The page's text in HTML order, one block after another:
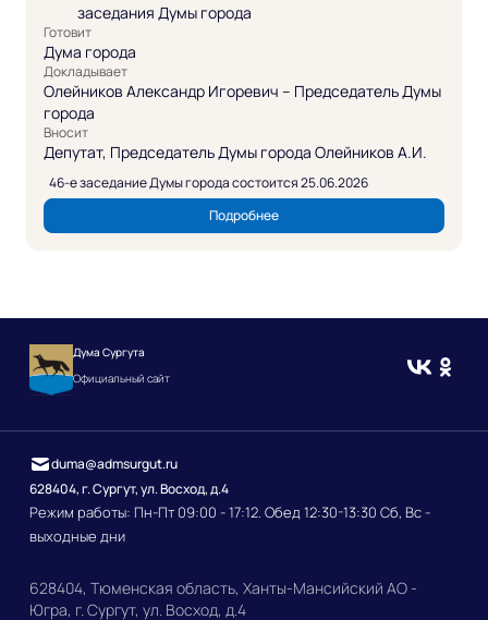
заседания Думы города
Готовит
Дума города
Докладывает
Олейников Александр Игоревич – Председатель Думы
города
Вносит
Депутат, Председатель Думы города Олейников А.И.
46-е заседание Думы города состоится 25.06.2026
Подробнее
Дума Сургута
Официальный сайт
628404, г. Сургут, ул. Восход, д.4
Режим работы: Пн-Пт 09:00 - 17:12. Обед 12:30-13:30 Сб, Вс -
выходные дни
duma@admsurgut.ru
628404, Тюменская область, Ханты-Мансийский АО -
Югра, г. Сургут, ул. Восход, д.4